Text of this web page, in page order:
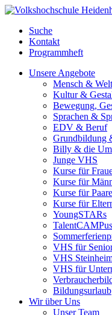
Suche
Kontakt
Programmheft
Unsere Angebote
Mensch & Welt
Kultur &
Bewegung,
Sprachen &
EDV & Beruf
Grundbildung
Billy & die
Junge VHS
Kurse für
Kurse für
Kurse für
Kurse für
YoungSTARs
TalentCAMPus
VHS für
VHS
VHS für
Bildungsurlaub
Wir über Uns
Unser Team